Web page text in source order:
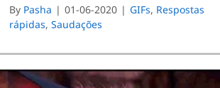
By Pasha | 01-06-2020 | GIFs, Respostas
rápidas, Saudações